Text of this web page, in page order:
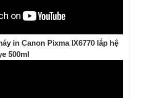
in Canon Pixma IX6770 lắp hệ
500ml